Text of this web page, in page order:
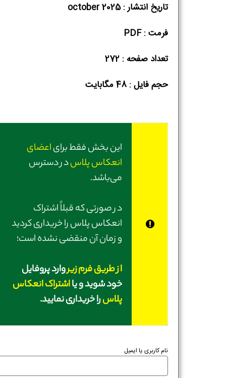
تاریخ انتشار : october 2025
فرمت : PDF
تعداد صفحه : 272
حجم فایل :‌ 48 مگابایت
این بخش فقط برایاعضای
انعکاس پلاسدر دسترس
می‌باشد.
در صورتی‌ که قبلاً اشتراک
انعکاس پلاس را خریداری کردید
و زمان آن منقضی نشده است؛
از طریق فرم زیروارد پروفایل
خود شوید و یااشتراک انعکاس
پلاسرا خریداری نمایید.
نام کاربری یا ایمیل